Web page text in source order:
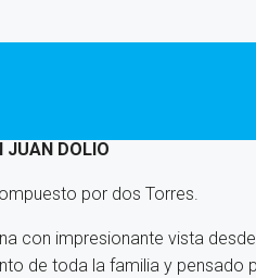
JUAN DOLIO
por dos Torres.
con impresionante vista
de toda la familia y pensado